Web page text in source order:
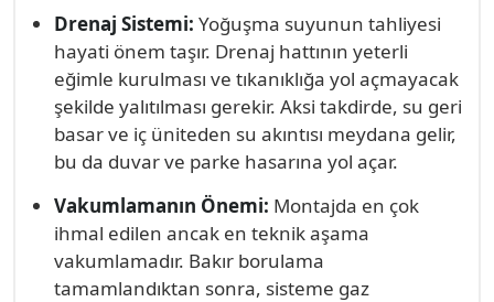
Drenaj Sistemi: Yoğuşma suyunun tahliyesi
hayati önem taşır. Drenaj hattının yeterli
eğimle kurulması ve tıkanıklığa yol açmayacak
şekilde yalıtılması gerekir. Aksi takdirde, su geri
basar ve iç üniteden su akıntısı meydana gelir,
bu da duvar ve parke hasarına yol açar.
Vakumlamanın Önemi: Montajda en çok
ihmal edilen ancak en teknik aşama
vakumlamadır. Bakır borulama
tamamlandıktan sonra, sisteme gaz